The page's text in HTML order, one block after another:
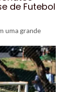
de Futebol
uma grande